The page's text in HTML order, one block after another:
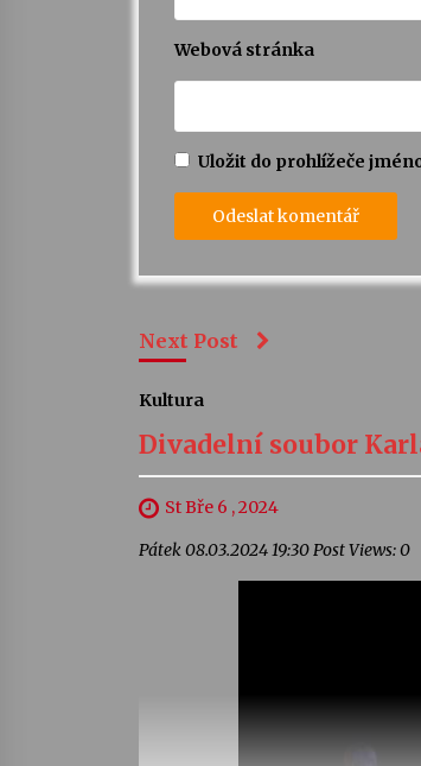
Webová stránka
Uložit do prohlížeče
Next Post
Kultura
Divadelní soubor
St Bře 6 , 2024
Pátek 08.03.2024 19:30 Post Views: 0